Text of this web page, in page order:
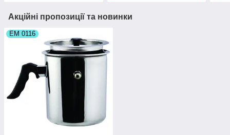
Акційні пропозиції та новинки
ЕМ 0116